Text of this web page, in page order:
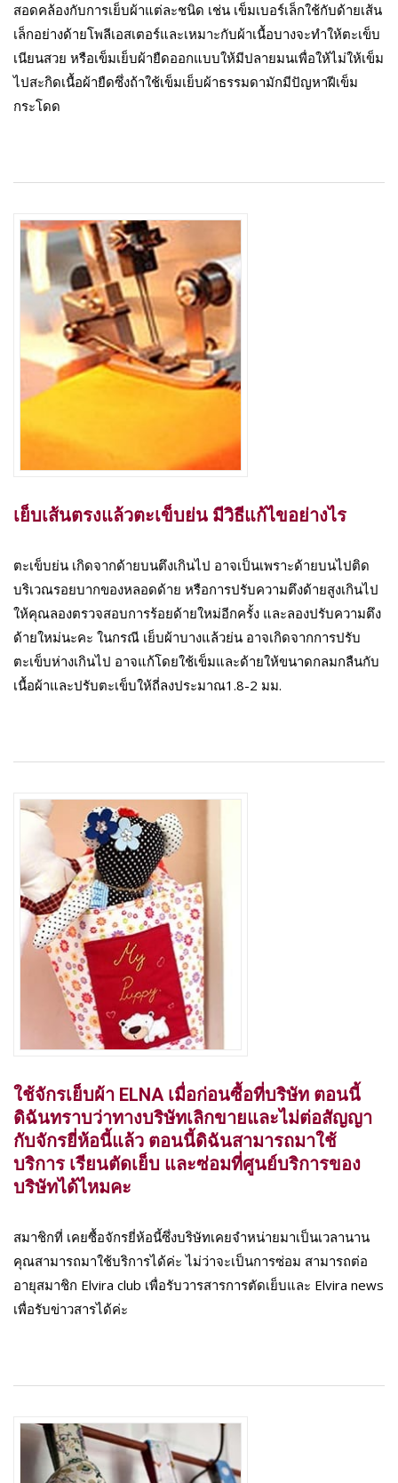
สอดคล้องกับการเย็บผ้าแต่ละชนิด เช่น เข็มเบอร์เล็กใช้กับด้ายเส้น
เล็กอย่างด้ายโพลีเอสเตอร์และเหมาะกับผ้าเนื้อบางจะทำให้ตะเข็บ
เนียนสวย หรือเข็มเย็บผ้ายืดออกแบบให้มีปลายมนเพื่อให้ไม่ให้เข็ม
ไปสะกิดเนื้อผ้ายืดซึ่งถ้าใช้เข็มเย็บผ้าธรรมดามักมีปัญหาฝีเข็ม
กระโดด
เย็บเส้นตรงแล้วตะเข็บย่น มีวิธีแก้ไขอย่างไร
ตะเข็บย่น เกิดจากด้ายบนตึงเกินไป อาจเป็นเพราะด้ายบนไปติด
บริเวณรอยบากของหลอดด้าย หรือการปรับความตึงด้ายสูงเกินไป
ให้คุณลองตรวจสอบการร้อยด้ายใหม่อีกครั้ง และลองปรับความตึง
ด้ายใหม่นะคะ ในกรณี เย็บผ้าบางแล้วย่น อาจเกิดจากการปรับ
ตะเข็บห่างเกินไป อาจแก้โดยใช้เข็มและด้ายให้ขนาดกลมกลืนกับ
เนื้อผ้าและปรับตะเข็บให้ถี่ลงประมาณ1.8-2 มม.
ใช้จักรเย็บผ้า ELNA เมื่อก่อนซื้อที่บริษัท ตอนนี้
ดิฉันทราบว่าทางบริษัทเลิกขายและไม่ต่อสัญญา
กับจักรยี่ห้อนี้แล้ว ตอนนี้ดิฉันสามารถมาใช้
บริการ เรียนตัดเย็บ และซ่อมที่ศูนย์บริการของ
บริษัทได้ไหมคะ
สมาชิกที่ เคยซื้อจักรยี่ห้อนี้ซึ่งบริษัทเคยจำหน่ายมาเป็นเวลานาน
คุณสามารถมาใช้บริการได้ค่ะ ไม่ว่าจะเป็นการซ่อม สามารถต่อ
อายุสมาชิก Elvira club เพื่อรับวารสารการตัดเย็บและ Elvira news
เพื่อรับข่าวสารได้ค่ะ